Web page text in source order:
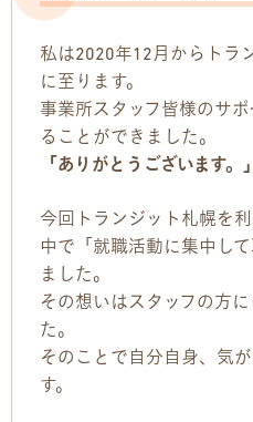
お問い合わせ
見学・体験のお申し込
資料請求
採用情報
私は2020年12月からトラ
に至ります。
事業所スタッフ皆様のサ
ることができました。
「ありがとうございます。」
今回トランジット札幌を
中で「就職活動に集中し
ました。
その想いはスタッフの方
た。
そのことで自分自身、気
す。